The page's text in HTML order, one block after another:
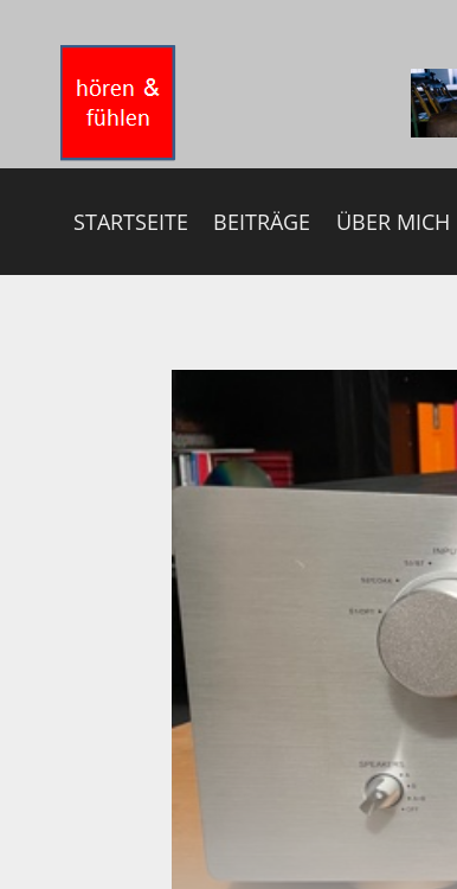
springen
STARTSEITE BEITRÄGE ÜBER MICH